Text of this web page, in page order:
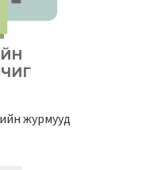
журмууд